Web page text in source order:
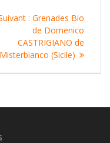
: Article
suivant
:
Grenades Bio
de Domenico
CASTRIGIANO de
Misterbianco (Sicile)